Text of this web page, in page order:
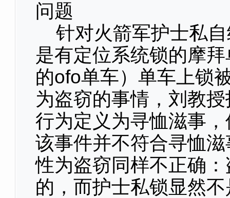
问题
针对火箭军护士私自
是有定位系统锁的摩
的ofo单车）单车上锁
为盗窃的事情，刘教
行为定义为寻恤滋事
该事件并不符合寻恤
性为盗窃同样不正确
的，而护士私锁显然